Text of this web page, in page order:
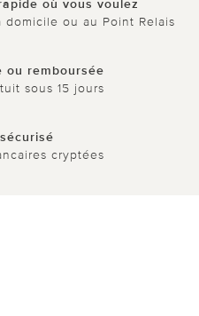
où vous voulez
domicile ou au Point Relais
ou remboursée
sous 15 jours
cryptées